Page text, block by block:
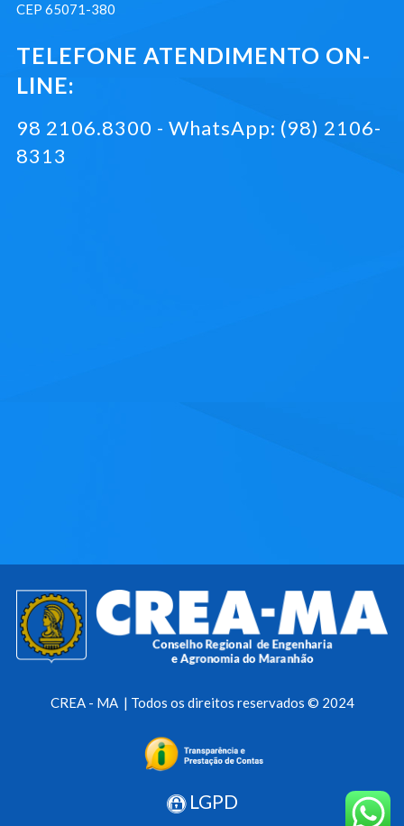
CEP 65071-380
TELEFONE ATENDIMENTO ON-
LINE:
98 2106.8300 - WhatsApp: (98) 2106-
8313
CREA - MA | Todos os direitos reservados © 2024
LGPD